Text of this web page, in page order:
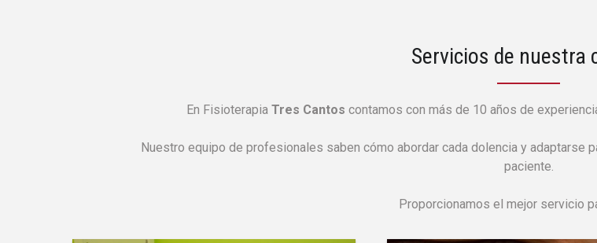
Servicios de nuestra
En Fisioterapia Tres Cantos contamos con más de 10 años de
Nuestro equipo de profesionales saben cómo abordar cada dolencia y adaptarse
paciente.
Proporcionamos el mejor servicio